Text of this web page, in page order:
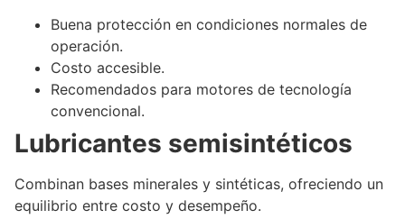
Buena protección en condiciones normales de
operación.
Costo accesible.
Recomendados para motores de tecnología
convencional.
Lubricantes semisintéticos
Combinan bases minerales y sintéticas, ofreciendo un
equilibrio entre costo y desempeño.